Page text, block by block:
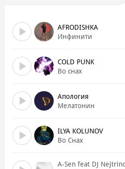
AFRODISHKA
Инфинити
COLD PUNK
Во снах
Апология
Мелатонин
ILYA KOLUNOV
Во Снах
A-Sen feat DJ